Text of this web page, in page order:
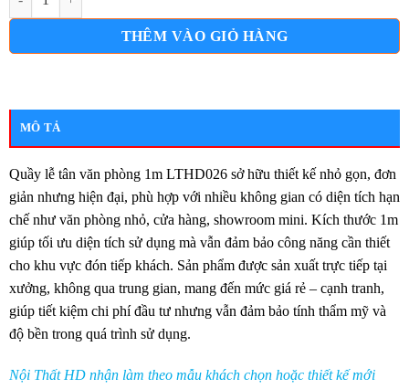
THÊM VÀO GIỎ HÀNG
MÔ TẢ
Quầy lễ tân văn phòng 1m LTHD026 sở hữu thiết kế nhỏ gọn, đơn
giản nhưng hiện đại, phù hợp với nhiều không gian có diện tích hạn
chế như văn phòng nhỏ, cửa hàng, showroom mini. Kích thước 1m
giúp tối ưu diện tích sử dụng mà vẫn đảm bảo công năng cần thiết
cho khu vực đón tiếp khách. Sản phẩm được sản xuất trực tiếp tại
xưởng, không qua trung gian, mang đến mức giá rẻ – cạnh tranh,
giúp tiết kiệm chi phí đầu tư nhưng vẫn đảm bảo tính thẩm mỹ và
độ bền trong quá trình sử dụng.
Nội Thất HD nhận làm theo mẫu khách chọn hoặc thiết kế mới